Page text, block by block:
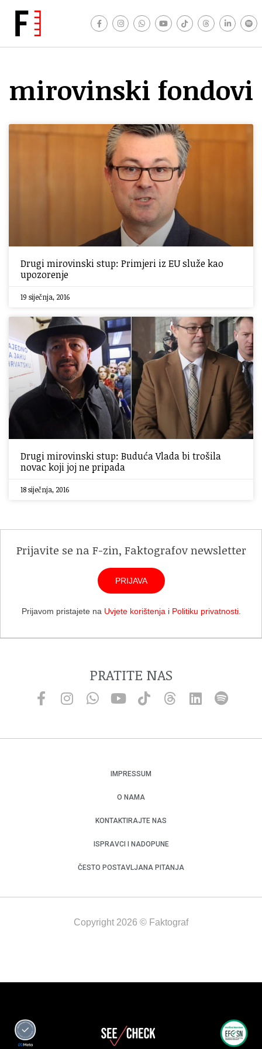
mirovinski fondovi
Drugi mirovinski stup: Primjeri iz EU služe kao
upozorenje
19 siječnja, 2016
Drugi mirovinski stup: Buduća Vlada bi trošila
novac koji joj ne pripada
18 siječnja, 2016
Prijavite se na F-zin, Faktografov newsletter
PRIJAVA
Prijavom pristajete na Uvjete korištenja i Politiku privatnosti.
PRATITE NAS
IMPRESSUM
O NAMA
KONTAKTIRAJTE NAS
ISPRAVCI I NADOPUNE
ČESTO POSTAVLJANA PITANJA
Copyright 2026 © Faktograf